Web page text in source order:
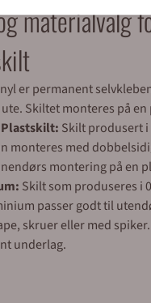
materialvalg
er permanent
Skiltet monteres på en
Plastskilt: Skilt produsert i
monteres med
montering på en
Skilt som produseres i
passer godt til
skruer eller med
underlag.